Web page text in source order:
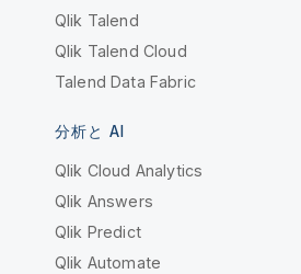
Qlik Talend
Qlik Talend Cloud
Talend Data Fabric
分析と AI
Qlik Cloud Analytics
Qlik Answers
Qlik Predict
Qlik Automate